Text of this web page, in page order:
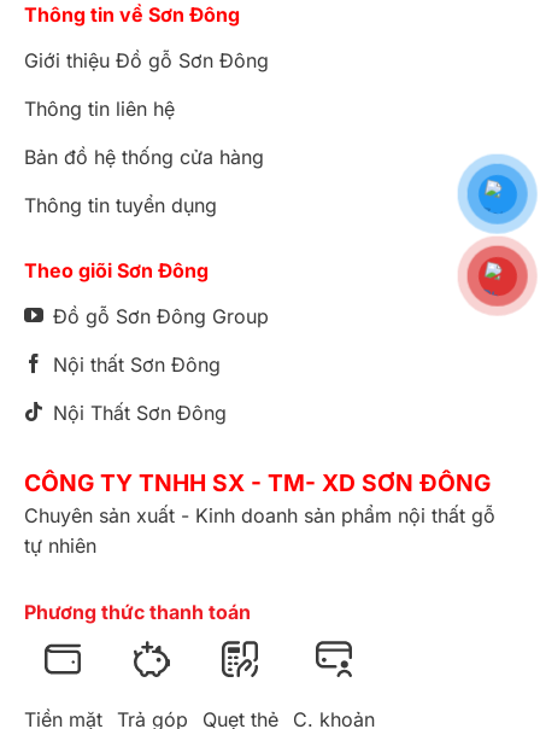
Thông tin về Sơn Đông
Giới thiệu Đồ gỗ Sơn Đông
Thông tin liên hệ
Bản đồ hệ thống cửa hàng
Thông tin tuyển dụng
Theo giõi Sơn Đông
Đồ gỗ Sơn Đông Group
Nội thất Sơn Đông
Nội Thất Sơn Đông
CÔNG TY TNHH SX - TM- XD SƠN ĐÔNG
Chuyên sản xuất - Kinh doanh sản phẩm nội thất gỗ
tự nhiên
Phương thức thanh toán
Tiền mặt Trả góp Quẹt thẻ C. khoản